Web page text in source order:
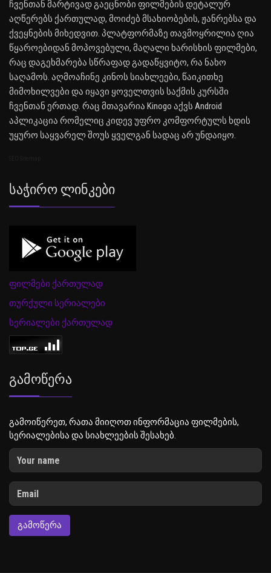
ჩვენთან მარტივად გაეცნობი ფილმების დეტალურ
აღწერებს ქართულად, მოიძებ მსახიობების, ჟანრებსა და
ქვეყნების მიხედვით. პლატფორმაზე თავმოყრილია ღია
წყაროებიდან მოპოვებული, მაღალი ხარისხის ფილმები,
რაც დაგეხმარება სწრაფად გადაწყვიტო, რა ნახო
საღამოს. აღმოაჩინე კინოს სიახლეები, წაიკითხე
მიმოხილვები და იყავი ყოველთვის საქმის კურსში
ჩვენთან ერთად. რაც მთავარია Kinogo აქვს Android
აპლიკაცია რომელიც კიდევ უფრო კომფორტულს ხდის
უყურო საყვარელ შოუს ყველგან სადაც არ უნდაიყო.
Საჭირო Ლინკები
ფილმები ქართულად
თურქული სერიალები
სერიალები ქართულად
Გამოწერა
გამოიწერეთ, რათა მიიღოთ ინფორმაცია ფილმების,
სერიალებისა და სიახლეების შესახებ.
ᲒᲐᲛᲝᲬᲔᲠᲐ